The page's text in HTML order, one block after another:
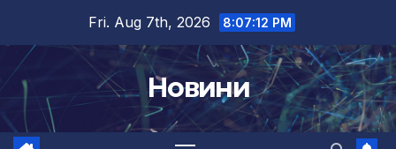
content
Fri. Aug 7th, 2026 8:07:13 PM
Новини